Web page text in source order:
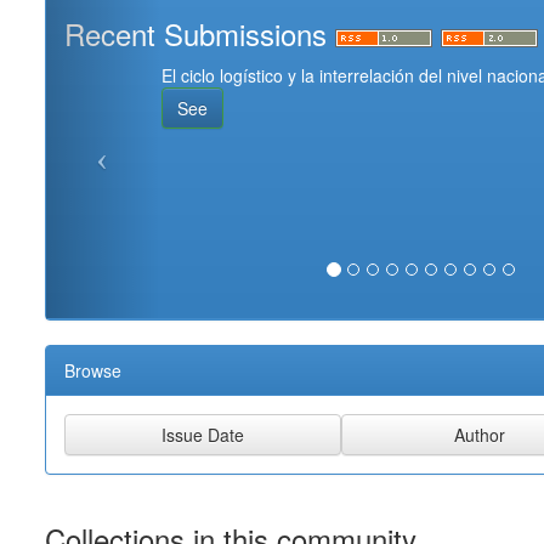
Recent Submissions
El ciclo logístico y la interrelación del nivel
See
Browse